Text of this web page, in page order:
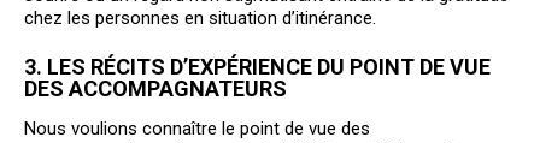
chez les personnes en situation d’itinérance.
3. LES RÉCITS D’EXPÉRIENCE DU POINT DE VUE
DES ACCOMPAGNATEURS
Nous voulions connaître le point de vue des